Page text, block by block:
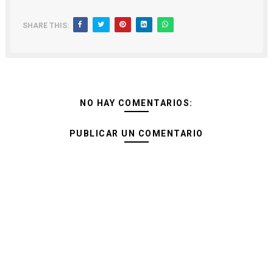
SHARE THIS:
NO HAY COMENTARIOS:
PUBLICAR UN COMENTARIO